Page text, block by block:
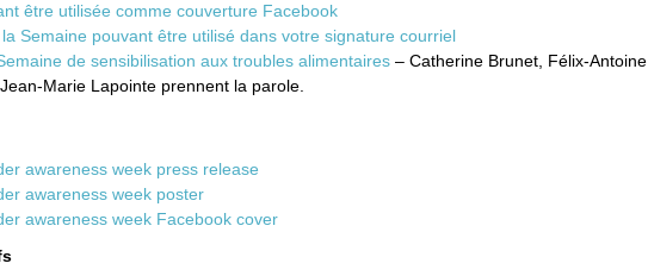
être utilisée comme couverture Facebook
Semaine pouvant être utilisé dans votre signature courriel
de sensibilisation aux troubles alimentaires – Catherine Brunet, Félix-Antoine
Marie Lapointe prennent la parole.
awareness week press release
awareness week poster
awareness week Facebook cover